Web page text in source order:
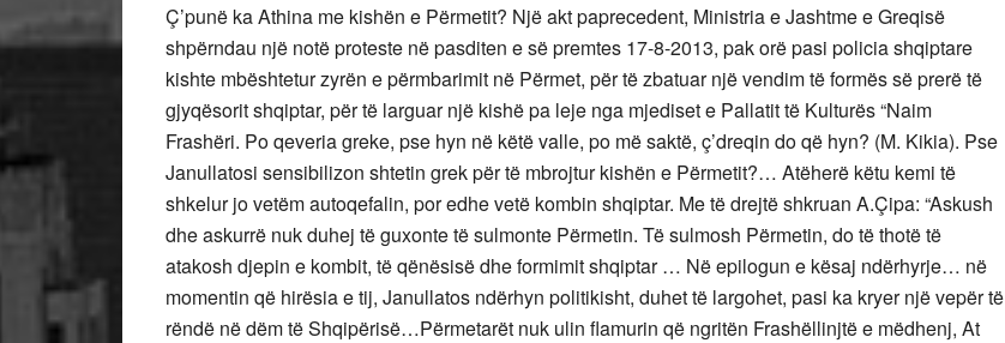
Ç’punë ka Athina me kishën e Përmetit? Një akt paprecedent, Ministria e Jashtme e Greqisë
shpërndau një notë proteste në pasditen e së premtes 17-8-2013, pak orë pasi policia shqiptare
kishte mbështetur zyrën e përmbarimit në Përmet, për të zbatuar një vendim të formës së prerë të
gjyqësorit shqiptar, për të larguar një kishë pa leje nga mjediset e Pallatit të Kulturës “Naim
Frashëri. Po qeveria greke, pse hyn në këtë valle, po më saktë, ç’dreqin do që hyn? (M. Kikia). Pse
Janullatosi sensibilizon shtetin grek për të mbrojtur kishën e Përmetit?… Atëherë këtu kemi të
shkelur jo vetëm autoqefalin, por edhe vetë kombin shqiptar. Me të drejtë shkruan A.Çipa: “Askush
dhe askurrë nuk duhej të guxonte të sulmonte Përmetin. Të sulmosh Përmetin, do të thotë të
atakosh djepin e kombit, të qënësisë dhe formimit shqiptar … Në epilogun e kësaj ndërhyrje… në
momentin që hirësia e tij, Janullatos ndërhyn politikisht, duhet të largohet, pasi ka kryer një vepër të
rëndë në dëm të Shqipërisë…Përmetarët nuk ulin flamurin që ngritën Frashëllinjtë e mëdhenj, At